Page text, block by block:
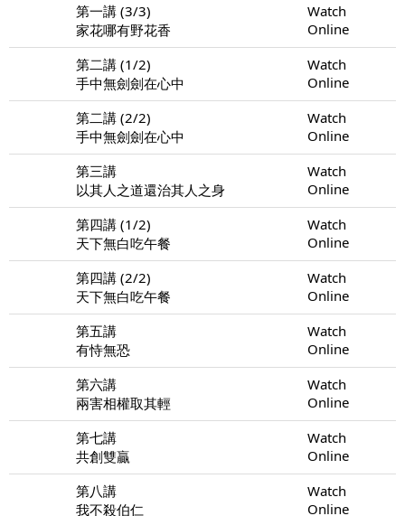
第一講 (3/3)
家花哪有野花香
Watch
Online
第二講 (1/2)
手中無劍劍在心中
Watch
Online
第二講 (2/2)
手中無劍劍在心中
Watch
Online
第三講
以其人之道還治其人之身
Watch
Online
第四講 (1/2)
天下無白吃午餐
Watch
Online
第四講 (2/2)
天下無白吃午餐
Watch
Online
第五講
有恃無恐
Watch
Online
第六講
兩害相權取其輕
Watch
Online
第七講
共創雙贏
Watch
Online
第八講
我不殺伯仁
Watch
Online